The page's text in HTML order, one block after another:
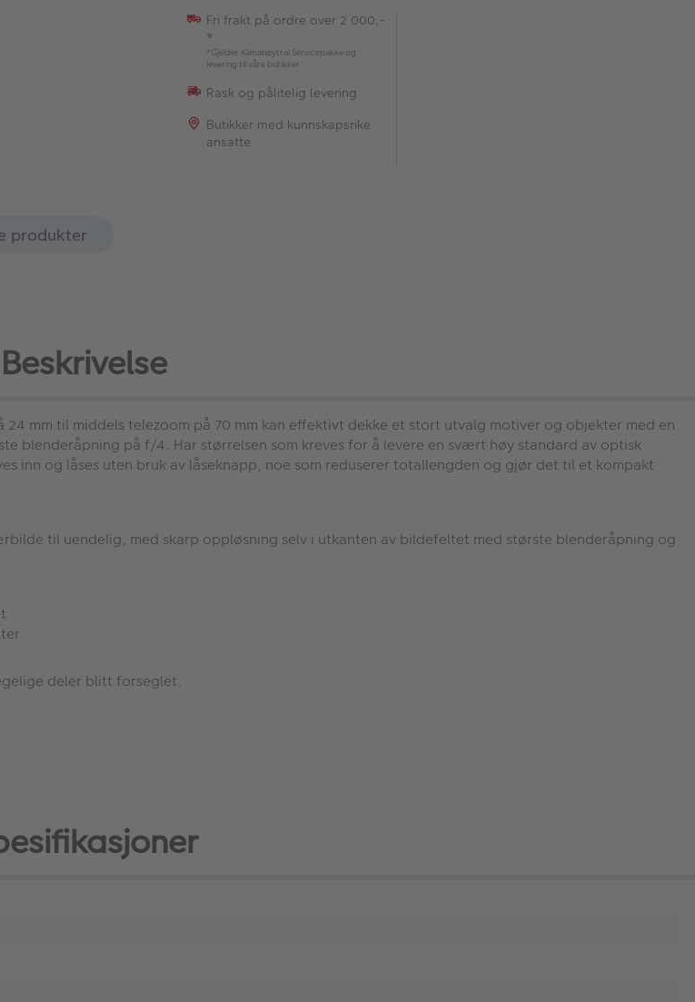
Fri frakt på ordre over 2 000,-
*
*Gjelder Klimanøytral Servicepakke og
levering til våre butikker
Rask og pålitelig levering
Butikker med kunnskapsrike
ansatte
produkter
Beskrivelse
mm til middels telezoom på 70 mm kan effektivt dekke et stort utvalg motiver og objekter med en
blenderåpning på f/4. Har størrelsen som kreves for å levere en svært høy standard av optisk
inn og låses uten bruk av låseknapp, noe som reduserer totallengden og gjør det til et kompakt
til uendelig, med skarp oppløsning selv i utkanten av bildefeltet med største blenderåpning og
deler blitt forseglet.